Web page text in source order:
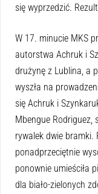
się wyprzedzić.
W 17. minucie MKS
autorstwa Achruk i
drużynę z Lublina, a
wyszła na
się Achruk i
Mbengue Rodriguez,
rywalek dwie bramki.
ponadprzeciętnie
ponownie umieściła
dla biało-zielonych